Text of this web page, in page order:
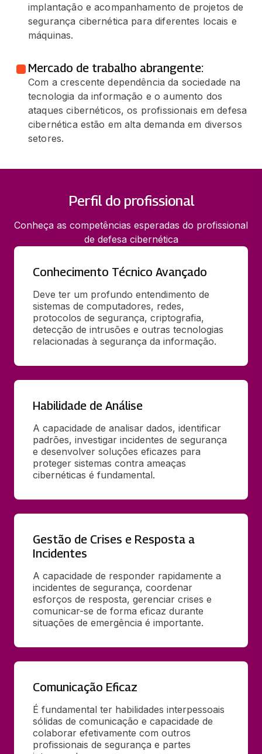
implantação e acompanhamento de projetos de
segurança cibernética para diferentes locais e
máquinas.
Mercado de trabalho abrangente:
Com a crescente dependência da sociedade na
tecnologia da informação e o aumento dos
ataques cibernéticos, os profissionais em defesa
cibernética estão em alta demanda em diversos
setores.
Perfil do profissional
Conheça as competências esperadas do profissional
de defesa cibernética
Conhecimento Técnico Avançado
Deve ter um profundo entendimento de
sistemas de computadores, redes,
protocolos de segurança, criptografia,
detecção de intrusões e outras tecnologias
relacionadas à segurança da informação.
Habilidade de Análise
A capacidade de analisar dados, identificar
padrões, investigar incidentes de segurança
e desenvolver soluções eficazes para
proteger sistemas contra ameaças
cibernéticas é fundamental.
Gestão de Crises e Resposta a
Incidentes
A capacidade de responder rapidamente a
incidentes de segurança, coordenar
esforços de resposta, gerenciar crises e
comunicar-se de forma eficaz durante
situações de emergência é importante.
Comunicação Eficaz
É fundamental ter habilidades interpessoais
sólidas de comunicação e capacidade de
colaborar efetivamente com outros
profissionais de segurança e partes